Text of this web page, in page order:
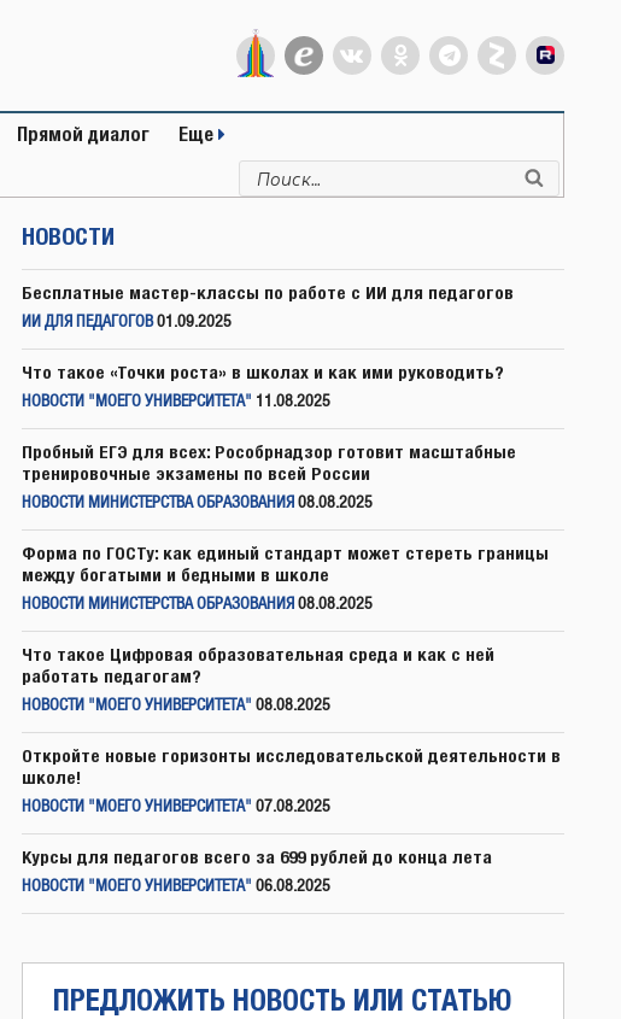
Прямой диалог Еще
Искать:
НОВОСТИ
Бесплатные мастер-классы по работе с ИИ для педагогов
ИИ ДЛЯ ПЕДАГОГОВ 01.09.2025
Что такое «Точки роста» в школах и как ими руководить?
НОВОСТИ "МОЕГО УНИВЕРСИТЕТА" 11.08.2025
Пробный ЕГЭ для всех: Рособрнадзор готовит масштабные
тренировочные экзамены по всей России
НОВОСТИ МИНИСТЕРСТВА ОБРАЗОВАНИЯ 08.08.2025
Форма по ГОСТу: как единый стандарт может стереть границы
между богатыми и бедными в школе
НОВОСТИ МИНИСТЕРСТВА ОБРАЗОВАНИЯ 08.08.2025
Что такое Цифровая образовательная среда и как с ней
работать педагогам?
НОВОСТИ "МОЕГО УНИВЕРСИТЕТА" 08.08.2025
Откройте новые горизонты исследовательской деятельности в
школе!
НОВОСТИ "МОЕГО УНИВЕРСИТЕТА" 07.08.2025
Курсы для педагогов всего за 699 рублей до конца лета
НОВОСТИ "МОЕГО УНИВЕРСИТЕТА" 06.08.2025
ПРЕДЛОЖИТЬ НОВОСТЬ ИЛИ СТАТЬЮ